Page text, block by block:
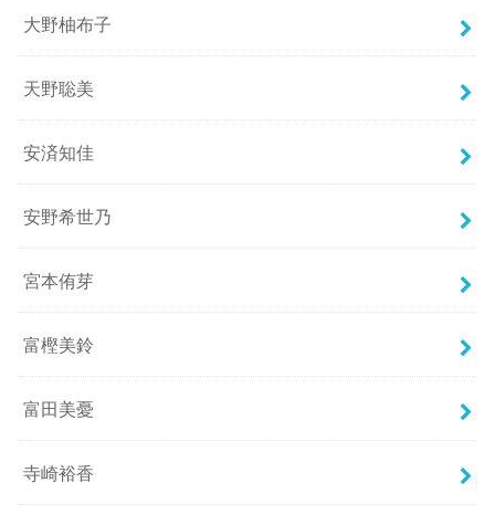
大野柚布子
天野聡美
安済知佳
安野希世乃
宮本侑芽
富樫美鈴
富田美憂
寺崎裕香